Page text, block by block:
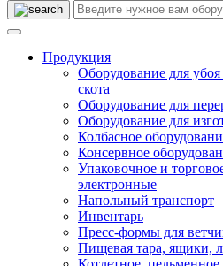
Продукция
Оборудование для
скота
Оборудование для
Оборудование для
Колбасное
Консервное
Упаковочное и
электронные
Напольный транспорт
Инвентарь
Пресс-формы для
Пищевая тара, ящики,